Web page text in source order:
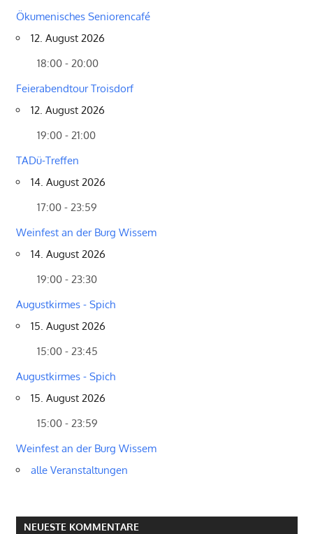
Ökumenisches Seniorencafé
12. August 2026
18:00 - 20:00
Feierabendtour Troisdorf
12. August 2026
19:00 - 21:00
TADü-Treffen
14. August 2026
17:00 - 23:59
Weinfest an der Burg Wissem
14. August 2026
19:00 - 23:30
Augustkirmes - Spich
15. August 2026
15:00 - 23:45
Augustkirmes - Spich
15. August 2026
15:00 - 23:59
Weinfest an der Burg Wissem
alle Veranstaltungen
NEUESTE KOMMENTARE